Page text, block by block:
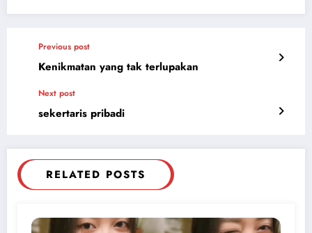
Previous post
Kenikmatan yang tak terlupakan
Next post
sekertaris pribadi
RELATED POSTS